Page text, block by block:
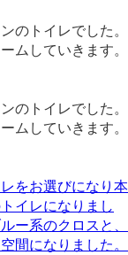
のトイレでした。
ムしていきます。
のトイレでした。
ムしていきます。